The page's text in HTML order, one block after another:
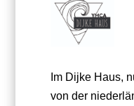
Im Dijke Haus,
von der